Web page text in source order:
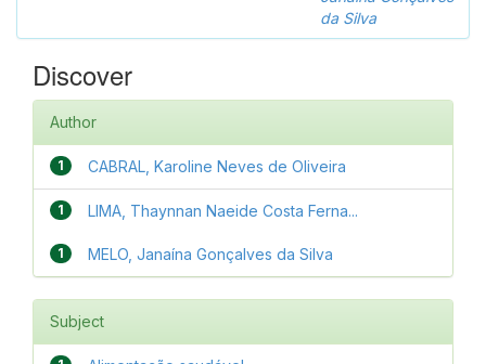
da Silva
Discover
Author
1 CABRAL, Karoline Neves de Oliveira
1 LIMA, Thaynnan Naeide Costa Ferna...
1 MELO, Janaína Gonçalves da Silva
Subject